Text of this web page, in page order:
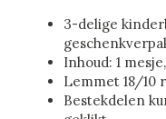
3-delige
Inhoud: 1
Lemmet 18/10
Bestekdelen